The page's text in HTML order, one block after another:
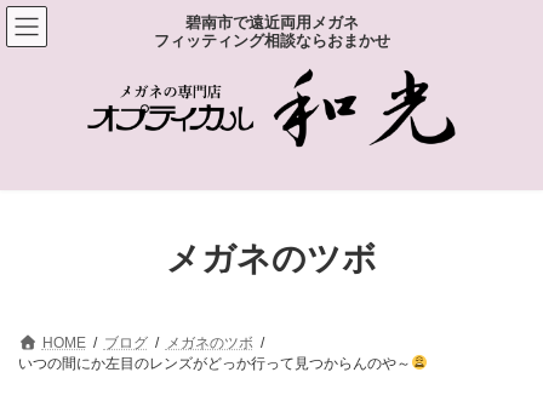
コ
ン
テ
ナ
ビ
ゲ
碧南市で遠近両用メガネ
フィッティング相談ならおまかせ
メガネのツボ
HOME ブログ
メガネのツボ
いつの間にか左目のレンズがどっか行って見つからんのや～